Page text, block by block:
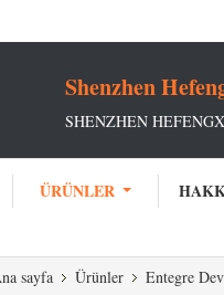
Shenzhen
SHENZHEN
ÜRÜNLER
sayfa Ürünler Entegre